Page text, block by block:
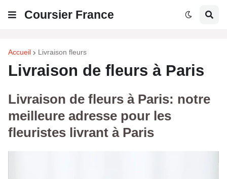
Coursier France
Accueil Livraison fleurs
Livraison de fleurs à Paris
Livraison de fleurs à Paris: notre
meilleure adresse pour les
fleuristes livrant à Paris